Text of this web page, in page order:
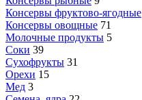
Консервы фруктово-ягодные
Консервы овощные 71
Молочные продукты 5
Соки 39
Сухофрукты 31
Орехи 15
Мед 3